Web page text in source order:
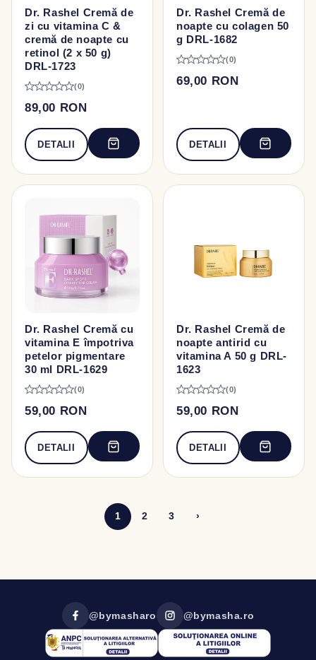
Dr. Rashel Cremă de
zi cu vitamina C &
cremă de noapte cu
retinol (2 x 50 g)
DRL-1723
(0)
89,00 RON
DETALII
Dr. Rashel Cremă de
noapte cu colagen 50
g DRL-1682
(0)
69,00 RON
DETALII
Dr. Rashel Cremă cu
vitamina E împotriva
petelor pigmentare
30 ml DRL-1629
(0)
59,00 RON
DETALII
Dr. Rashel Cremă de
noapte antirid cu
vitamina A 50 g DRL-
1623
(0)
59,00 RON
DETALII
1 2 3 ›
@bymasharo @bymasha.ro